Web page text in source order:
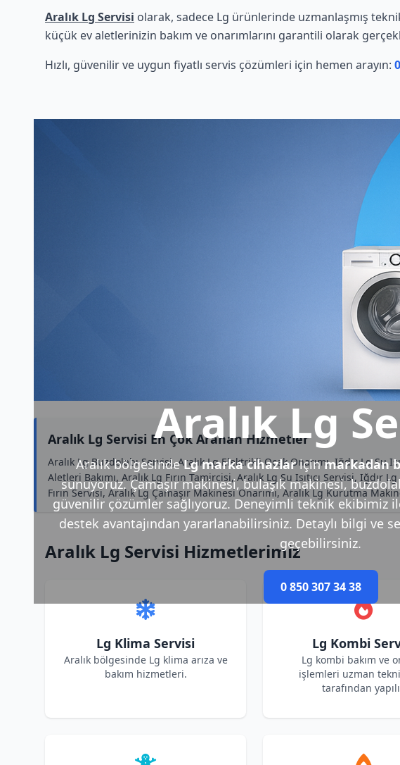
Aralık Lg Servisi olarak, sadece Lg ürünlerinde uzmanlaşmış
küçük ev aletlerinizin bakım ve onarımlarını garantili olarak
Hızlı, güvenilir ve uygun fiyatlı servis çözümleri için hemen arayın:
Aralık Lg
Aralık bölgesindeLg marka cihazlariçinmarkadan
sunuyoruz. Çamaşır makinesi, bulaşık makinesi,
güvenilir çözümler sağlıyoruz. Deneyimli teknik ekibimiz
destek avantajından yararlanabilirsiniz. Detaylı bilgi ve
geçebilirsiniz.
0 850 307 34 38
Aralık Lg Servisi En Çok Aranan Hizmetler
Aralık Lg Buzdolabı Servisi, Aralık Lg Elektrikli Ocak Onarımı, Iğdır Lg Su
Aletleri Bakımı, Aralık Lg Fırın Tamircisi, Aralık Lg Su Isıtıcı Servisi, Iğdır
Fırın Servisi, Aralık Lg Çamaşır Makinesi Onarımı, Aralık Lg Kurutma
Aralık Lg Servisi Hizmetlerimiz
Lg Klima Servisi
Aralık bölgesinde Lg klima arıza ve
bakım hizmetleri.
Lg Kombi
Lg kombi bakım ve
işlemleri uzman
tarafından